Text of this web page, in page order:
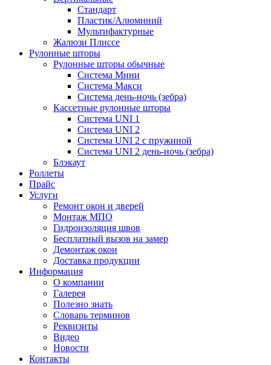
Стандарт
Пластик/Алюминий
Мультифактурные
Жалюзи Плиссе
Рулонные шторы
Рулонные шторы обычные
Система Мини
Система Макси
Система день-ночь (зебра)
Кассетные рулонные шторы
Система UNI 1
Система UNI 2
Система UNI 2 с пружиной
Система UNI 2 день-ночь (зебра)
Блэкаут
Роллеты
Прайс
Услуги
Ремонт окон и дверей
Монтаж МПО
Гидроизоляция швов
Бесплатный вызов на замер
Демонтаж окон
Доставка продукции
Информация
О компании
Галерея
Полезно знать
Словарь терминов
Реквизиты
Видео
Новости
Контакты